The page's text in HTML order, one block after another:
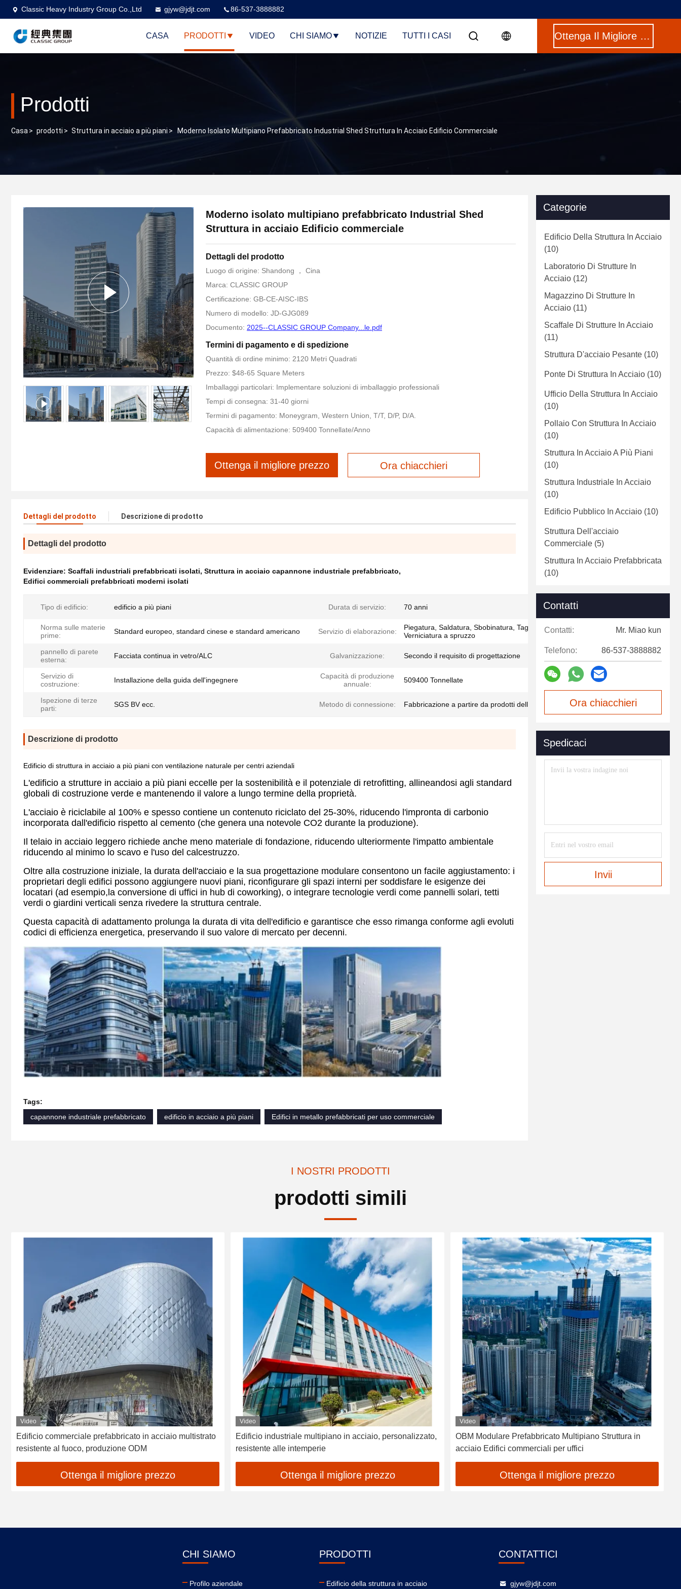
Classic Heavy Industry Group Co.,Ltd gjyw@jdjt.com 86-537-3888882
CASA PRODOTTI VIDEO CHI SIAMO NOTIZIE TUTTI I CASI Ottenga Il Migliore Prezzo
Prodotti
Casa> prodotti > Struttura in acciaio a più piani > Moderno Isolato Multipiano Prefabbricato Industrial Shed Struttura In Acciaio Edificio Commerciale
Moderno isolato multipiano prefabbricato Industrial Shed
Struttura in acciaio Edificio commerciale
Dettagli del prodotto
Luogo di origine: Shandong ， Cina
Marca: CLASSIC GROUP
Certificazione: GB-CE-AISC-IBS
Numero di modello: JD-GJG089
Documento: 2025--CLASSIC GROUP Company...le.pdf
Termini di pagamento e di spedizione
Quantità di ordine minimo: 2120 Metri Quadrati
Prezzo: $48-65 Square Meters
Imballaggi particolari: Implementare soluzioni di imballaggio professionali
Tempi di consegna: 31-40 giorni
Termini di pagamento: Moneygram, Western Union, T/T, D/P, D/A.
Capacità di alimentazione: 509400 Tonnellate/Anno
Ottenga il migliore prezzo Ora chiacchieri
Dettagli del prodotto Descrizione di prodotto
Dettagli del prodotto
Evidenziare: Scaffali industriali prefabbricati isolati, Struttura in acciaio capannone industriale prefabbricato,
Edifici commerciali prefabbricati moderni isolati
Tipo di edificio: edificio a più piani Durata di servizio: 70 anni
Norma sulle materie
prime:
Standard europeo, standard cinese e standard americano Servizio di elaborazione:
Piegatura, Saldatura, Sbobinatura, Taglio, Punzonatura,
Verniciatura a spruzzo
pannello di parete
esterna:
Facciata continua in vetro/ALC Galvanizzazione: Secondo il requisito di progettazione
Servizio di
costruzione:
Installazione della guida dell'ingegnere
Capacità di produzione
annuale:
509400 Tonnellate
Ispezione di terze
parti:
SGS BV ecc. Metodo di connessione: Fabbricazione a partire da prodotti della voce 8528
Descrizione di prodotto
Edificio di struttura in acciaio a più piani con ventilazione naturale per centri aziendali
L'edificio a strutture in acciaio a più piani eccelle per la sostenibilità e il potenziale di retrofitting, allineandosi agli standard
globali di costruzione verde e mantenendo il valore a lungo termine della proprietà.
L'acciaio è riciclabile al 100% e spesso contiene un contenuto riciclato del 25-30%, riducendo l'impronta di carbonio
incorporata dall'edificio rispetto al cemento (che genera una notevole CO2 durante la produzione).
Il telaio in acciaio leggero richiede anche meno materiale di fondazione, riducendo ulteriormente l'impatto ambientale
riducendo al minimo lo scavo e l'uso del calcestruzzo.
Oltre alla costruzione iniziale, la durata dell'acciaio e la sua progettazione modulare consentono un facile aggiustamento: i
proprietari degli edifici possono aggiungere nuovi piani, riconfigurare gli spazi interni per soddisfare le esigenze dei
locatari (ad esempio,la conversione di uffici in hub di coworking), o integrare tecnologie verdi come pannelli solari, tetti
verdi o giardini verticali senza rivedere la struttura centrale.
Questa capacità di adattamento prolunga la durata di vita dell'edificio e garantisce che esso rimanga conforme agli evoluti
codici di efficienza energetica, preservando il suo valore di mercato per decenni.
Tags:
capannone industriale prefabbricato
edificio in acciaio a più piani Edifici in metallo prefabbricati per uso commerciale
Categorie
Edificio Della Struttura In Acciaio
(10)
Laboratorio Di Strutture In
Acciaio (12)
Magazzino Di Strutture In
Acciaio (11)
Scaffale Di Strutture In Acciaio
(11)
Struttura D'acciaio Pesante (10)
Ponte Di Struttura In Acciaio (10)
Ufficio Della Struttura In Acciaio
(10)
Pollaio Con Struttura In Acciaio
(10)
Struttura In Acciaio A Più Piani
(10)
Struttura Industriale In Acciaio
(10)
Edificio Pubblico In Acciaio (10)
Struttura Dell'acciaio
Commerciale (5)
Struttura In Acciaio Prefabbricata
(10)
Contatti
Contatti: Mr. Miao kun
Telefono: 86-537-3888882
Ora chiacchieri
Spedicaci
Invii
I NOSTRI PRODOTTI
prodotti simili
Video
Edificio commerciale prefabbricato in acciaio multistrato
resistente al fuoco, produzione ODM
Ottenga il migliore prezzo
Video
Edificio industriale multipiano in acciaio, personalizzato,
resistente alle intemperie
Ottenga il migliore prezzo
Video
OBM Modulare Prefabbricato Multipiano Struttura in
acciaio Edifici commerciali per uffici
Ottenga il migliore prezzo
CHI SIAMO
Profilo aziendale
PRODOTTI
Edificio della struttura in acciaio
CONTATTICI
gjyw@jdjt.com